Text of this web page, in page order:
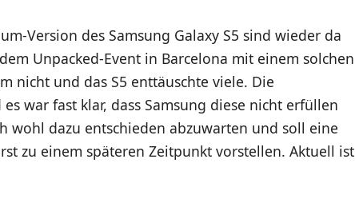
Version des Samsung Galaxy S5 sind wieder da
Unpacked-Event in Barcelona mit einem solchen
nicht und das S5 enttäuschte viele. Die
war fast klar, dass Samsung diese nicht erfüllen
wohl dazu entschieden abzuwarten und soll eine
zu einem späteren Zeitpunkt vorstellen. Aktuell ist